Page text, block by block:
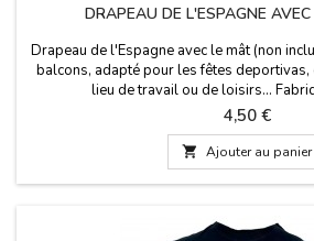
DRAPEAU DE L'ESPAGNE
Drapeau de l'Espagne avec le mât (non
balcons, adapté pour les fêtes
lieu de travail ou de loisirs...
polyester.Dimensions: 140
Prix
4,50 €
 Ajouter au panier